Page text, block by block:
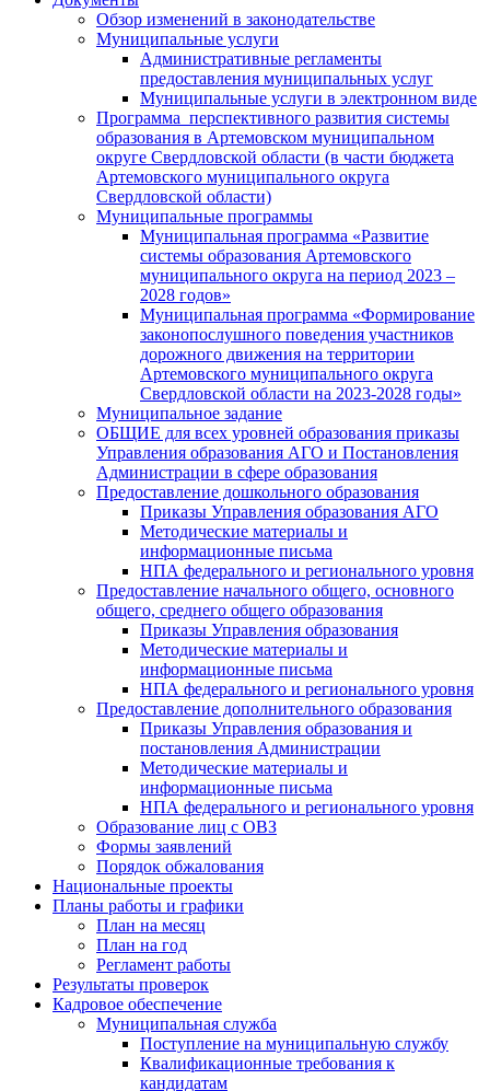
Обзор изменений в законодательстве
Муниципальные услуги
Административные регламенты
предоставления муниципальных услуг
Муниципальные услуги в электронном виде
Программа перспективного развития системы
образования в Артемовском муниципальном
округе Свердловской области (в части бюджета
Артемовского муниципального округа
Свердловской области)
Муниципальные программы
Муниципальная программа «Развитие
системы образования Артемовского
муниципального округа на период 2023 –
2028 годов»
Муниципальная программа «Формирование
законопослушного поведения участников
дорожного движения на территории
Артемовского муниципального округа
Свердловской области на 2023-2028 годы»
Муниципальное задание
ОБЩИЕ для всех уровней образования приказы
Управления образования АГО и Постановления
Администрации в сфере образования
Предоставление дошкольного образования
Приказы Управления образования АГО
Методические материалы и
информационные письма
НПА федерального и регионального уровня
Предоставление начального общего, основного
общего, среднего общего образования
Приказы Управления образования
Методические материалы и
информационные письма
НПА федерального и регионального уровня
Предоставление дополнительного образования
Приказы Управления образования и
постановления Администрации
Методические материалы и
информационные письма
НПА федерального и регионального уровня
Образование лиц с ОВЗ
Формы заявлений
Порядок обжалования
Национальные проекты
Планы работы и графики
План на месяц
План на год
Регламент работы
Результаты проверок
Кадровое обеспечение
Муниципальная служба
Поступление на муниципальную службу
Квалификационные требования к
кандидатам